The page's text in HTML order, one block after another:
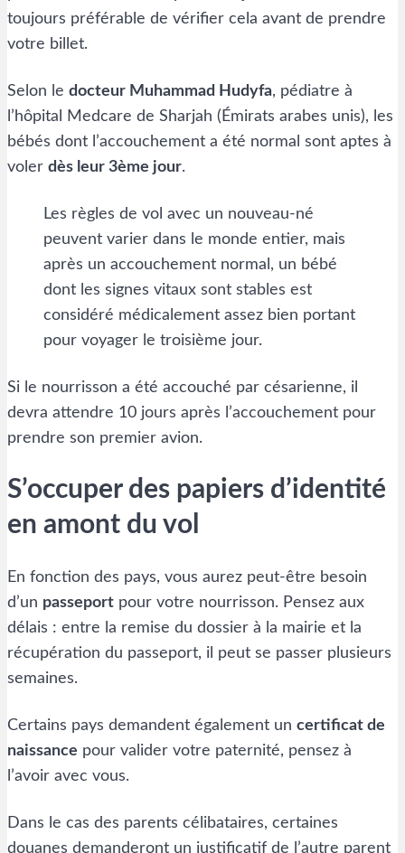
toujours préférable de vérifier cela avant de prendre
votre billet.
Selon le docteur Muhammad Hudyfa, pédiatre à
l’hôpital Medcare de Sharjah (Émirats arabes unis), les
bébés dont l’accouchement a été normal sont aptes à
voler dès leur 3ème jour.
Les règles de vol avec un nouveau-né
peuvent varier dans le monde entier, mais
après un accouchement normal, un bébé
dont les signes vitaux sont stables est
considéré médicalement assez bien portant
pour voyager le troisième jour.
Si le nourrisson a été accouché par césarienne, il
devra attendre 10 jours après l’accouchement pour
prendre son premier avion.
S’occuper des papiers d’identité
en amont du vol
En fonction des pays, vous aurez peut-être besoin
d’un passeport pour votre nourrisson. Pensez aux
délais : entre la remise du dossier à la mairie et la
récupération du passeport, il peut se passer plusieurs
semaines.
Certains pays demandent également un certificat de
naissance pour valider votre paternité, pensez à
l’avoir avec vous.
Dans le cas des parents célibataires, certaines
douanes demanderont un justificatif de l’autre parent